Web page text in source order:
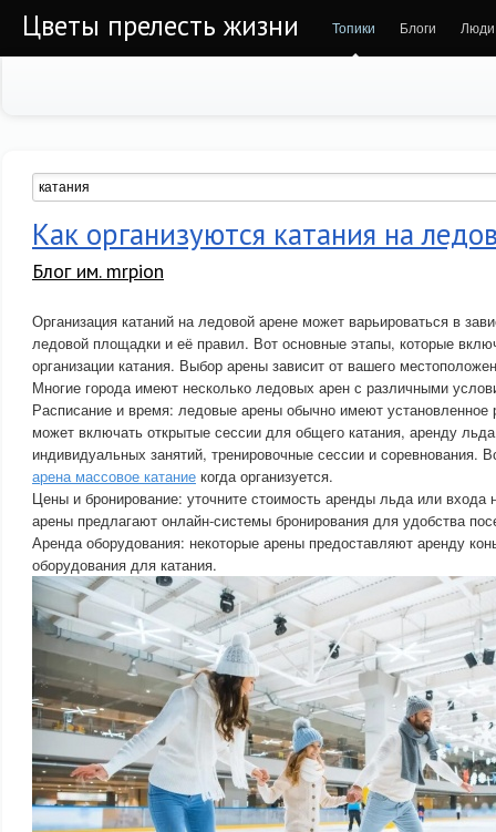
Цветы прелесть жизни Топики Блоги Люди
Как организуются катания на
Блог им. mrpion
Организация катаний на ледовой арене может варьироваться в
ледовой площадки и её правил. Вот основные этапы, которые
организации катания. Выбор арены зависит от вашего
Многие города имеют несколько ледовых арен с различными
Расписание и время: ледовые арены обычно имеют установленное
может включать открытые сессии для общего катания, аренду
индивидуальных занятий, тренировочные сессии и соревнования.
арена массовое катание когда организуется.
Цены и бронирование: уточните стоимость аренды льда или входа
арены предлагают онлайн-системы бронирования для удобства
Аренда оборудования: некоторые арены предоставляют аренду
оборудования для катания.